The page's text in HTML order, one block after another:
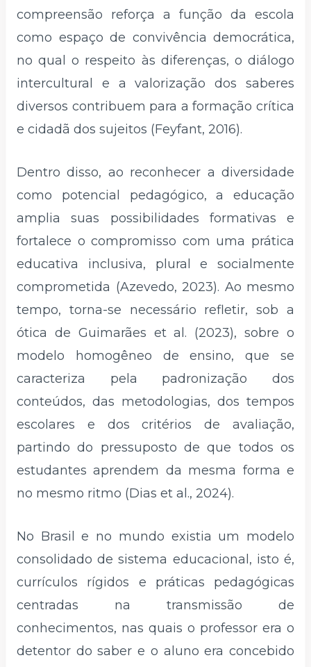
compreensão reforça a função da escola
como espaço de convivência democrática,
no qual o respeito às diferenças, o diálogo
intercultural e a valorização dos saberes
diversos contribuem para a formação crítica
e cidadã dos sujeitos (Feyfant, 2016).
Dentro disso, ao reconhecer a diversidade
como potencial pedagógico, a educação
amplia suas possibilidades formativas e
fortalece o compromisso com uma prática
educativa inclusiva, plural e socialmente
comprometida (Azevedo, 2023). Ao mesmo
tempo, torna-se necessário refletir, sob a
ótica de Guimarães et al. (2023), sobre o
modelo homogêneo de ensino, que se
caracteriza pela padronização dos
conteúdos, das metodologias, dos tempos
escolares e dos critérios de avaliação,
partindo do pressuposto de que todos os
estudantes aprendem da mesma forma e
no mesmo ritmo (Dias et al., 2024).
No Brasil e no mundo existia um modelo
consolidado de sistema educacional, isto é,
currículos rígidos e práticas pedagógicas
centradas na transmissão de
conhecimentos, nas quais o professor era o
detentor do saber e o aluno era concebido